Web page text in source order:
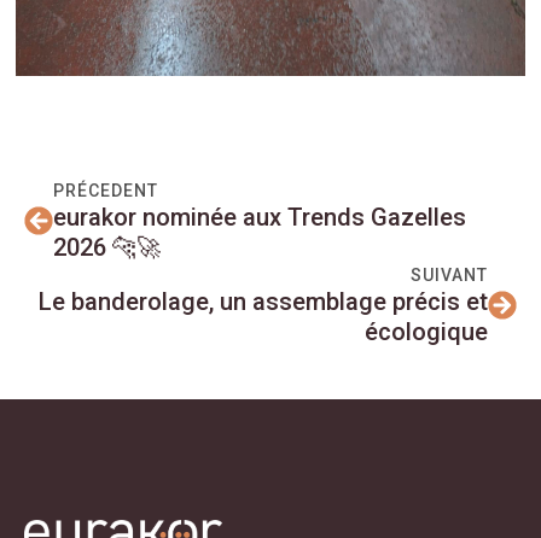
PRÉCEDENT
eurakor nominée aux Trends Gazelles
2026 🐆🚀
SUIVANT
Le banderolage, un assemblage précis et
écologique